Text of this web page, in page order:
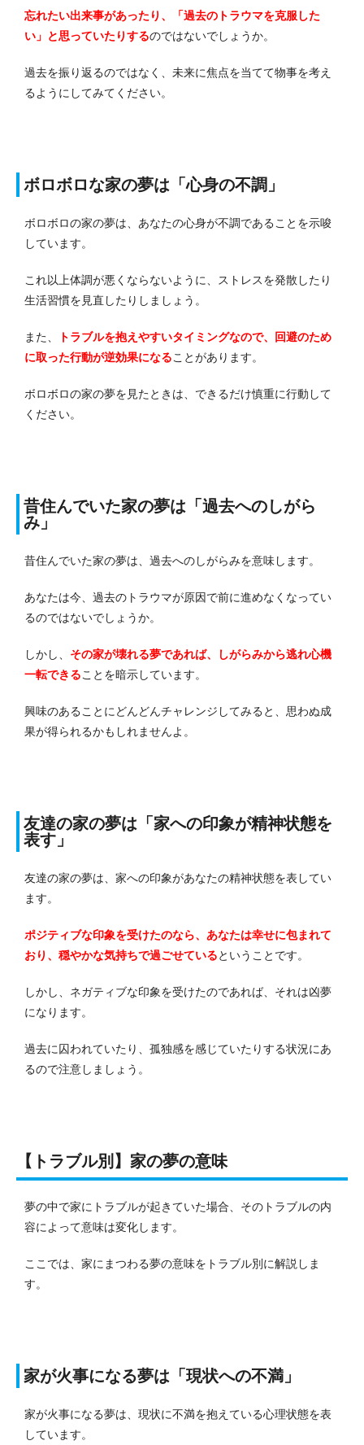
忘れたい出来事があったり、「過去のトラウマを克服した
い」と思っていたりするのではないでしょうか。
過去を振り返るのではなく、未来に焦点を当てて物事を考え
るようにしてみてください。
ボロボロな家の夢は「心身の不調」
ボロボロの家の夢は、あなたの心身が不調であることを示唆
しています。
これ以上体調が悪くならないように、ストレスを発散したり
生活習慣を見直したりしましょう。
また、
トラブルを抱えやすいタイミングなので、回避のため
に取った行動が逆効果になることがあります。
ボロボロの家の夢を見たときは、できるだけ慎重に行動して
ください。
昔住んでいた家の夢は「過去へのしがら
み」
昔住んでいた家の夢は、過去へのしがらみを意味します。
あなたは今、過去のトラウマが原因で前に進めなくなってい
るのではないでしょうか。
しかし、 その家が壊れる夢であれば、しがらみから逃れ心機
一転できることを暗示しています。
興味のあることにどんどんチャレンジしてみると、思わぬ成
果が得られるかもしれませんよ。
友達の家の夢は「家への印象が精神状態を
表す」
友達の家の夢は、家への印象があなたの精神状態を表してい
ます。
ポジティブな印象を受けたのなら、あなたは幸せに包まれて
おり、穏やかな気持ちで過ごせているということです。
しかし、ネガティブな印象を受けたのであれば、それは凶夢
になります。
過去に囚われていたり、孤独感を感じていたりする状況にあ
るので注意しましょう。
【トラブル別】家の夢の意味
夢の中で家にトラブルが起きていた場合、そのトラブルの内
容によって意味は変化します。
ここでは、家にまつわる夢の意味をトラブル別に解説しま
す。
家が火事になる夢は「現状への不満」
家が火事になる夢は、現状に不満を抱えている心理状態を表
しています。